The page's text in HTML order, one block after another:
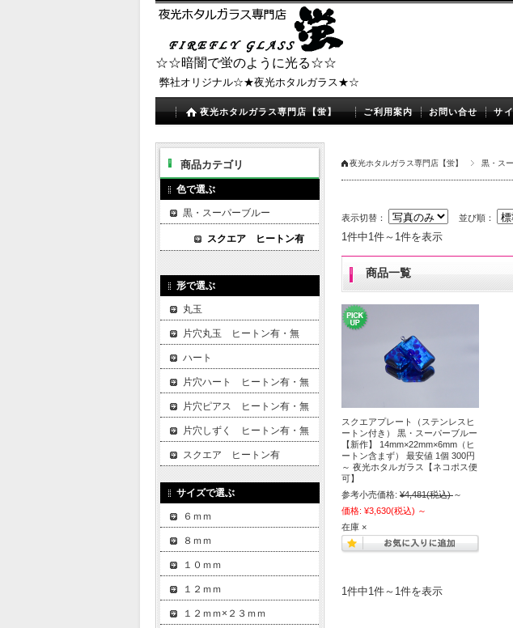
☆☆暗闇で蛍のように光る☆☆
弊社オリジナル☆★夜光ホタルガラス★☆
夜光ホタルガラス専門店【蛍】 ご利用案内 お問い合せ サ
夜光ホタルガラス専門店【蛍】 黒・ス
表示切替： 並び順：
1件中1件～1件を表示
商品一覧
スクエアプレート（ステンレスヒ
ートン付き） 黒・スーパーブルー
【新作】 14mm×22mm×6mm（ヒ
ートン含まず） 最安値 1個 300円
～ 夜光ホタルガラス【ネコポス便
可】
参考小売価格: ¥4,481(税込) ～
価格: ¥3,630(税込) ～
在庫 ×
1件中1件～1件を表示
商品カテゴリ
色で選ぶ
黒・スーパーブルー
スクエア ヒートン有
形で選ぶ
丸玉
片穴丸玉 ヒートン有・無
ハート
片穴ハート ヒートン有・無
片穴ピアス ヒートン有・無
片穴しずく ヒートン有・無
スクエア ヒートン有
サイズで選ぶ
６ｍｍ
８ｍｍ
１０ｍｍ
１２ｍｍ
１２ｍｍ×２３ｍｍ